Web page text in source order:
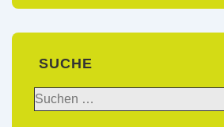
SUCHE
Suchen
nach: